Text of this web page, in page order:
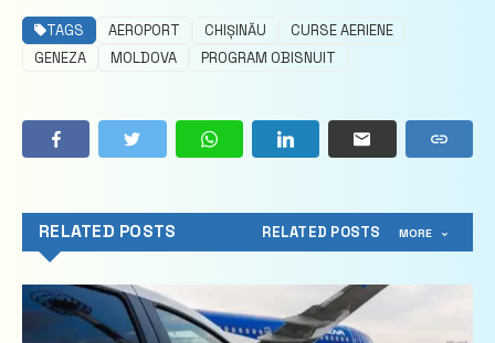
TAGS AEROPORT CHIȘINĂU
CURSE AERIENE
GENEZA
MOLDOVA PROGRAM OBISNUIT
RELATED POSTS RELATED POSTS MORE